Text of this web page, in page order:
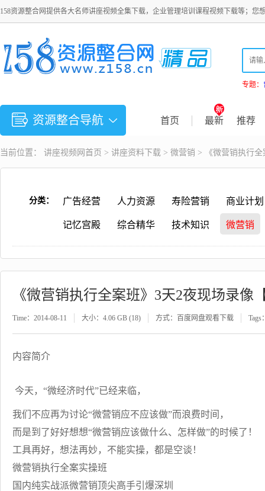
158资源整合网提供各大名师讲座视频全集下载，企业管理培训课程视频下载等；您
专题：
资源整合导航 首页 最新 推荐
当前位置： 讲座视频 网首页 > 讲座资料下载 > 微营销 > 《微营销执行
分类： 广告经营 人力资源 寿险营销 商业计划
记忆宫殿 综合精华 技术知识 微营销
《微营销执行全案班》3天2夜现场录像
Time：2014-08-11 大小：4.06 GB (18) 方式：百度网盘观看下载 Tags
内容简介
今天，“微经济时代”已经来临，
我们不应再为讨论“微营销应不应该做”而浪费时间，
而是到了好好想想“微营销应该做什么、怎样做”的时候了！
工具再好，想法再妙，不能实操，都是空谈！
微营销执行全案实操班
国内纯实战派微营销顶尖高手引爆深圳